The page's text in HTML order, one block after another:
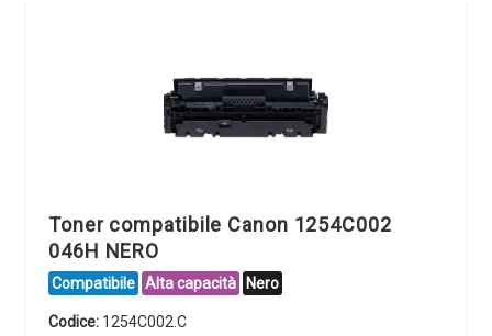
Toner compatibile Canon 1254C002
046H NERO
Compatibile Alta capacità Nero
Codice: 1254C002.C